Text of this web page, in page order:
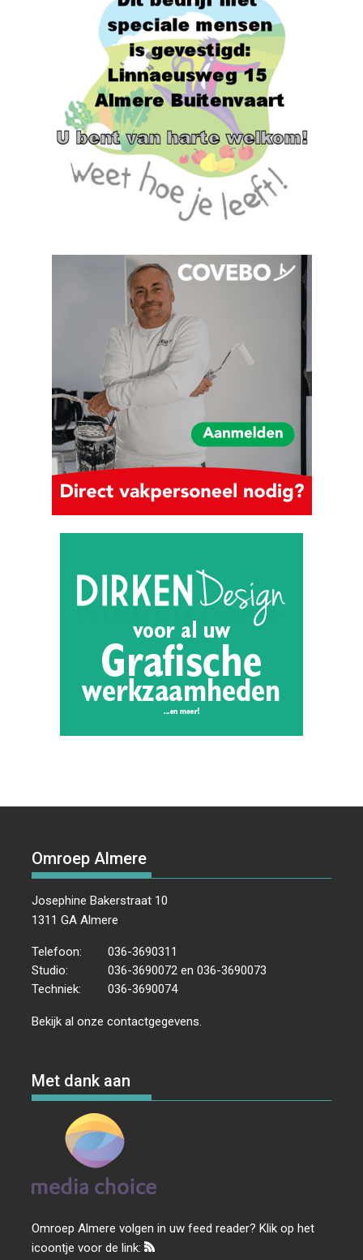
Omroep Almere
Josephine Bakerstraat 10
1311 GA Almere
Telefoon:
036-3690311
Studio:
036-3690072 en 036-3690073
Techniek:
036-3690074
Bekijk al onzecontactgegevens.
Met dank aan
Omroep Almere volgen in uw feed reader? Klik op het
icoontje voor de link: